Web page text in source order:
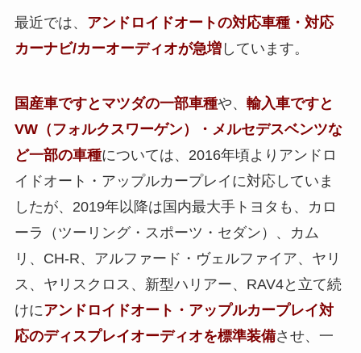
最近では、 アンドロイドオートの対応車種・対応
カーナビ/カーオーディオが急増しています。
国産車ですとマツダの一部車種や、 輸入車ですと
VW（フォルクスワーゲン）・メルセデスベンツな
ど一部の車種については、2016年頃よりアンドロ
イドオート・アップルカープレイに対応していま
したが、2019年以降は国内最大手トヨタも、カロ
ーラ（ツーリング・スポーツ・セダン）、カム
リ、CH-R、アルファード・ヴェルファイア、ヤリ
ス、ヤリスクロス、新型ハリアー、RAV4と立て続
けにアンドロイドオート・アップルカープレイ対
応のディスプレイオーディオを標準装備させ、一